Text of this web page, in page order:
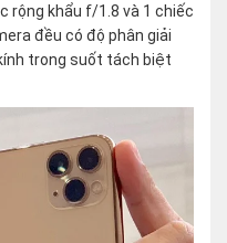
rộng khẩu f/1.8 và 1 chiếc
đều có độ phân giải
trong suốt tách biệt